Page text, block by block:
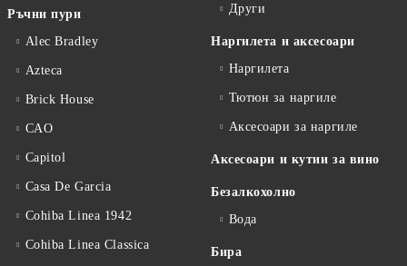
Ръчни пури
Alec Bradley
Azteca
Brick House
CAO
Capitol
Casa De Garcia
Cohiba Linea 1942
Cohiba Linea Classica
Други
Наргилета и аксесоари
Наргилета
Тютюн за наргиле
Аксесоари за наргиле
Аксесоари и кутии за вино
Безалкохолно
Вода
Бира